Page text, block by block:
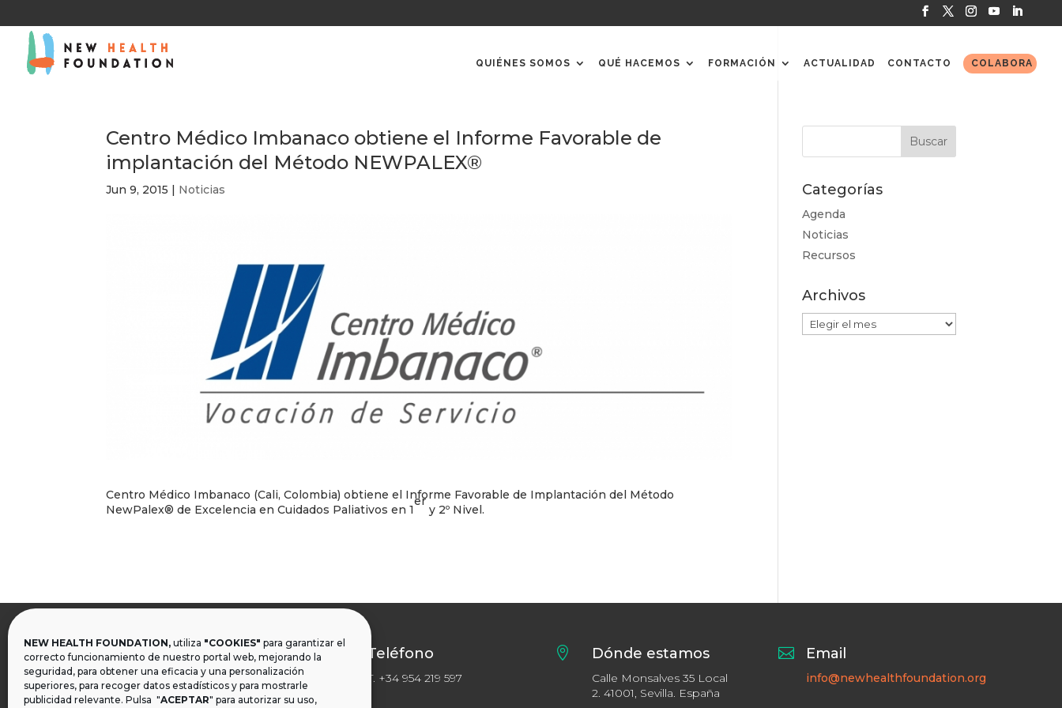
NEW HEALTH FOUNDATION, utiliza "COOKIES" para garantizar el
correcto funcionamiento de nuestro portal web, mejorando la
seguridad, para obtener una eficacia y una personalización
superiores, para recoger datos estadísticos y para mostrarle
publicidad relevante. Pulsa "ACEPTAR" para autorizar su uso,
QUIÉNES SOMOS QUÉ HACEMOS FORMACIÓN ACTUALIDAD CONTACTO COLABORA
Centro Médico Imbanaco obtiene el Informe Favorable de
implantación del Método NEWPALEX®
Jun 9, 2015 | Noticias
Centro Médico Imbanaco (Cali, Colombia) obtiene el Informe Favorable de Implantación del Método
NewPalex® de Excelencia en Cuidados Paliativos en 1
er
y 2º Nivel.
Categorías
Agenda
Noticias
Recursos
Archivos
Archivos
Teléfono
T. +34 954 219 597
 Dónde estamos
Calle Monsalves 35 Local
2. 41001, Sevilla. España
 Email
info@newhealthfoundation.org